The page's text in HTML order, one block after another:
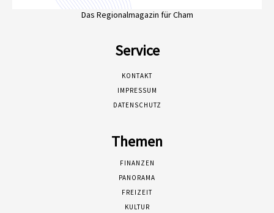
Das Regionalmagazin für Cham
Service
KONTAKT
IMPRESSUM
DATENSCHUTZ
Themen
FINANZEN
PANORAMA
FREIZEIT
KULTUR